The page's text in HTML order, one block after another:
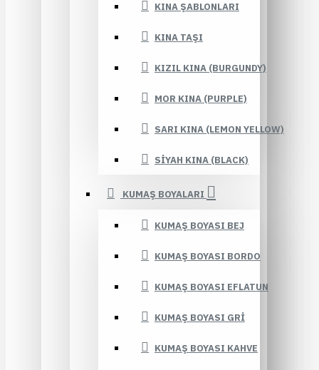
KINA ŞABLONLARI
KINA TAŞI
KIZIL KINA (BURGUNDY)
MOR KINA (PURPLE)
SARI KINA (LEMON YELLOW)
SIYAH KINA (BLACK)
KUMAŞ BOYALARI
KUMAŞ BOYASI BEJ
KUMAŞ BOYASI BORDO
KUMAŞ BOYASI EFLATUN
KUMAŞ BOYASI GRI
KUMAŞ BOYASI KAHVE